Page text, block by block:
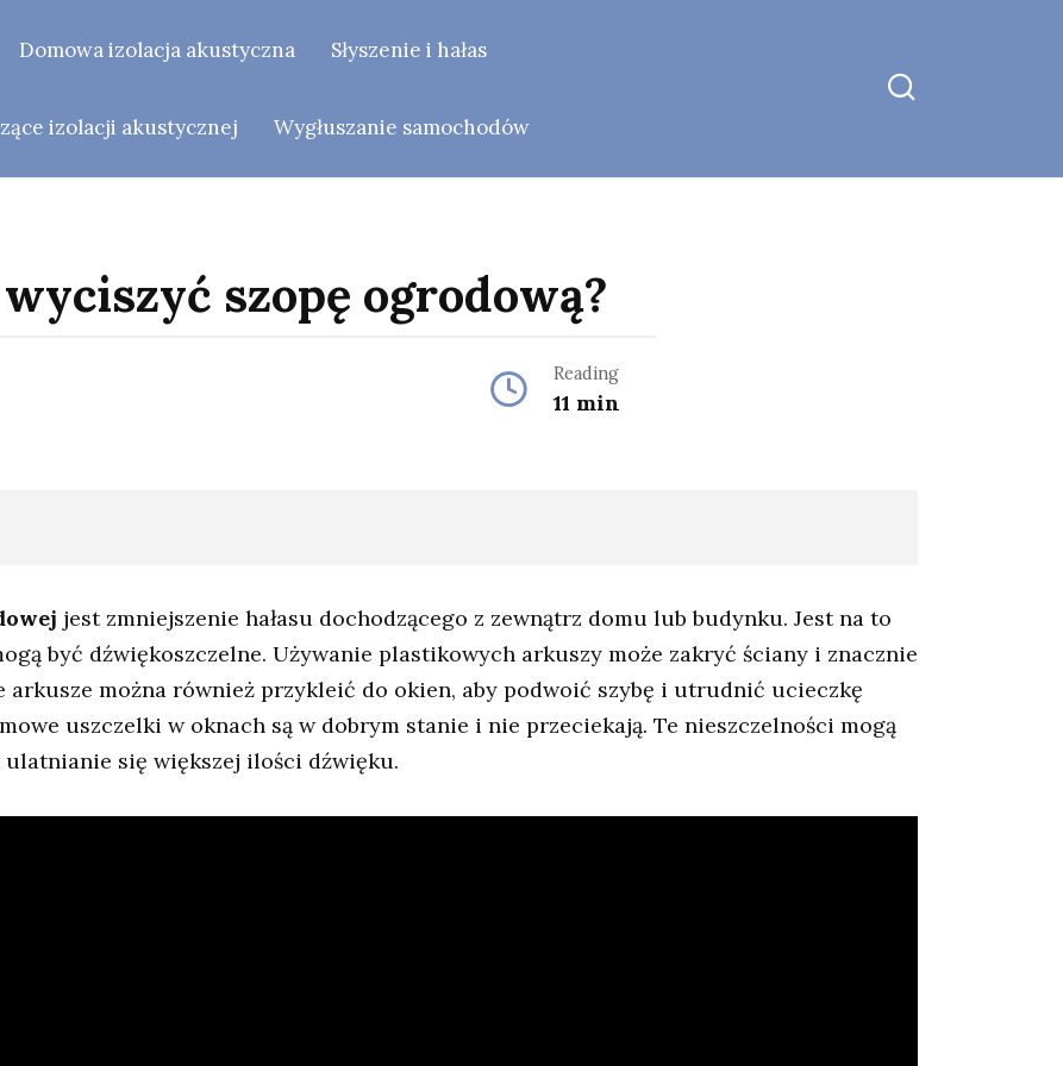
Domowa izolacja akustyczna Słyszenie i hałas
izolacji akustycznej Wygłuszanie samochodów
szopę ogrodową?
Reading
11 min
jest zmniejszenie hałasu dochodzącego z zewnątrz domu lub budynku. Jest na to
być dźwiękoszczelne. Używanie plastikowych arkuszy może zakryć ściany i znacznie
arkusze można również przykleić do okien, aby podwoić szybę i utrudnić ucieczkę
uszczelki w oknach są w dobrym stanie i nie przeciekają. Te nieszczelności mogą
się większej ilości dźwięku.